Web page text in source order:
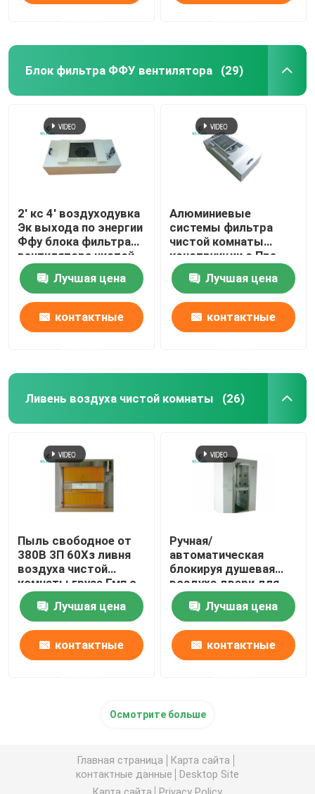
Блок фильтра ФФУ вентилятора (29)
2' кс 4' воздуходувка
Эк выхода по энергии
Ффу блока фильтра
вентилятора чистой
комнаты с Пре
фильтромЛучшая цена
контактные
Алюминиевые
системы фильтра
чистой комнаты
конструкции с Пре
воздуходувкой Ак
фильтраЛучшая цена
контактные
Ливень воздуха чистой комнаты (26)
Пыль свободное от
380В 3П 60Хз ливня
воздуха чистой
комнаты груза Гмп с
быстрой дверью
завальцовки
Лучшая цена
контактные
Ручная/
автоматическая
блокируя душевая
воздуха двери для
частичного
диспетчерского
пункта
Лучшая цена
контактные
Осмотрите больше
Главная страница
Карта сайта
контактные данные
Desktop Site
Карта сайта
Privacy Policy